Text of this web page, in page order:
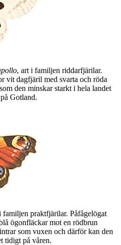
, art i familjen riddarfjärilar.
vit dagfjäril med svarta och röda
den minskar starkt i hela landet
Gotland.
familjen praktfjärilar. Påfågelögat
ögonfläckar mot en rödbrun
som vuxen och därför kan den
tidigt på våren.